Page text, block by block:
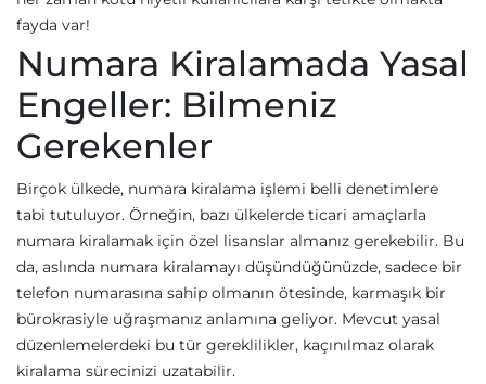
fayda var!
Numara Kiralamada Yasal
Engeller: Bilmeniz
Gerekenler
Birçok ülkede, numara kiralama işlemi belli denetimlere
tabi tutuluyor. Örneğin, bazı ülkelerde ticari amaçlarla
numara kiralamak için özel lisanslar almanız gerekebilir. Bu
da, aslında numara kiralamayı düşündüğünüzde, sadece bir
telefon numarasına sahip olmanın ötesinde, karmaşık bir
bürokrasiyle uğraşmanız anlamına geliyor. Mevcut yasal
düzenlemelerdeki bu tür gereklilikler, kaçınılmaz olarak
kiralama sürecinizi uzatabilir.